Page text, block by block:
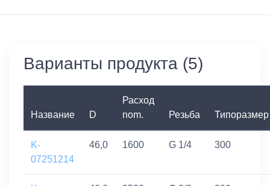
Варианты продукта (5)
Название D
Расход
nom.
Резьба Типоразмер
K-
07251214
46,0 1600 G 1/4 300